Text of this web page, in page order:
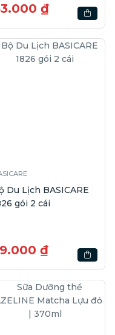
₫
Du Lịch BASICARE
gói 2 cái
₫